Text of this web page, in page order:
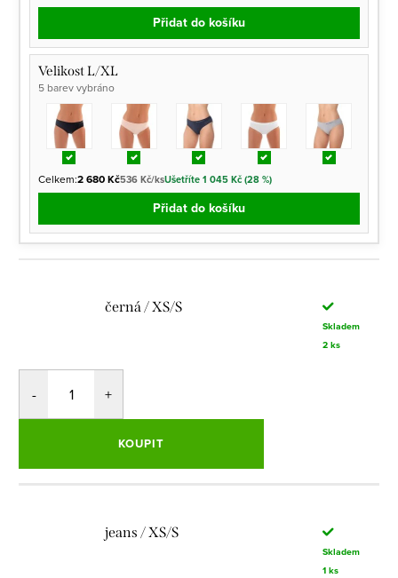
Přidat do košíku
Velikost L/XL
5 barev vybráno
Celkem:2 680 Kč536 Kč/ksUšetříte 1 045 Kč (28 %)
Přidat do košíku
černá / XS/S
Skladem
2 ks
KOUPIT
jeans / XS/S
Skladem
1 ks